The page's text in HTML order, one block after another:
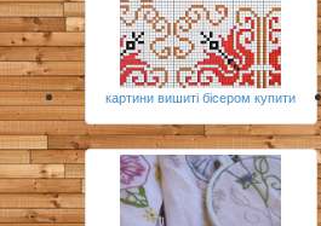
картини вишиті бісером купити